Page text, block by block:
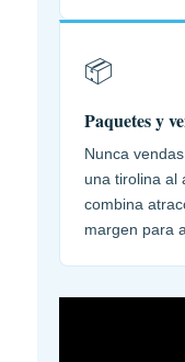
📦
Paquetes y
Nunca
una tirolina al
combina
margen para